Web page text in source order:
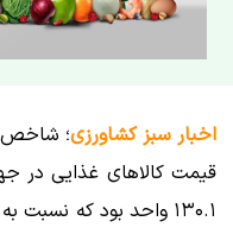
اخبار سبز کشاورزی؛ شاخص